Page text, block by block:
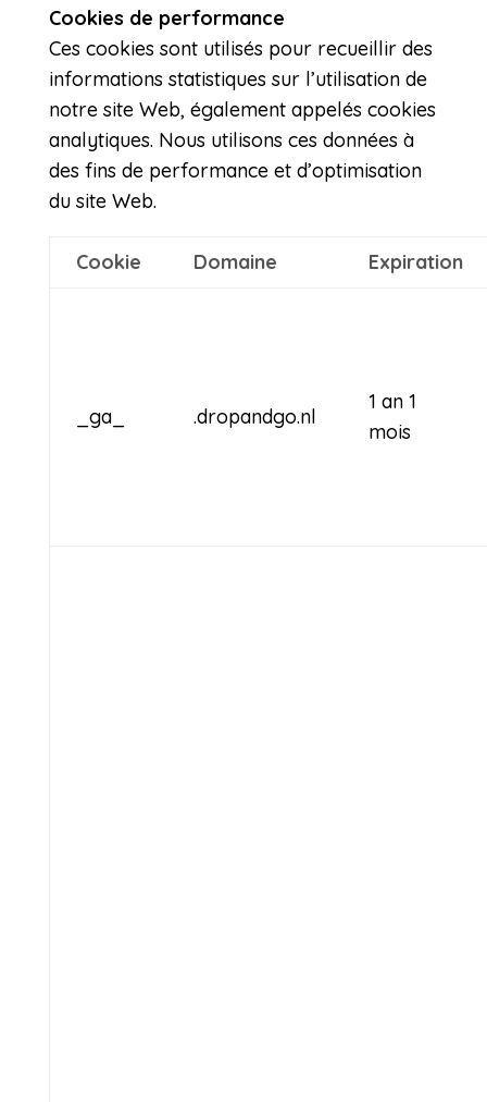
Cookies de performance
Ces cookies sont utilisés pour recueillir des
informations statistiques sur l’utilisation de
notre site Web, également appelés cookies
analytiques. Nous utilisons ces données à
des fins de performance et d’optimisation
du site Web.
Cookie Domaine Expiration
_ga_ .dropandgo.nl
1 an 1
mois